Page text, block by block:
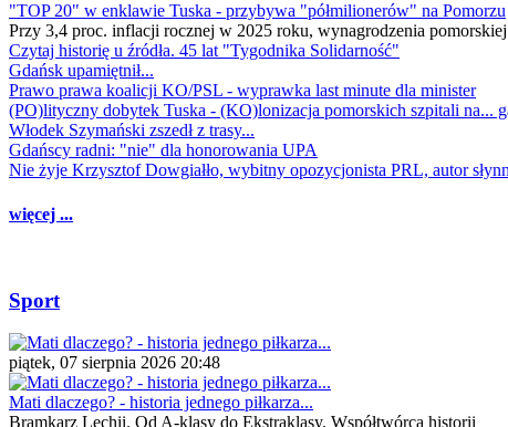
"TOP 20" w enklawie Tuska - przybywa "półmilionerów" na Pomorzu
Przy 3,4 proc. inflacji rocznej w 2025 roku, wynagrodzenia pomorskiej
Czytaj historię u źródła. 45 lat "Tygodnika Solidarność"
Gdańsk upamiętnił...
Prawo prawa koalicji KO/PSL - wyprawka last minute dla minister
(PO)lityczny dobytek Tuska - (KO)lonizacja pomorskich szpitali na...
Włodek Szymański zszedł z trasy...
Gdańscy radni: "nie" dla honorowania UPA
Nie żyje Krzysztof Dowgiałło, wybitny opozycjonista PRL, autor
więcej ...
Sport
piątek, 07 sierpnia 2026 20:48
Mati dlaczego? - historia jednego piłkarza...
Bramkarz Lechii. Od A-klasy do Ekstraklasy. Współtwórca historii